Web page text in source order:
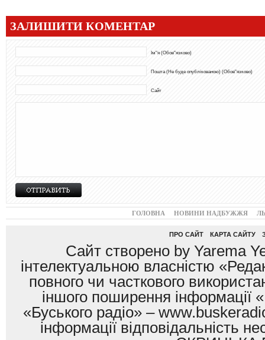
ЗАЛИШИТИ КОМЕНТАР
Ім"я (Обов"язково)
Пошта (Не буде опублікованою) (Обов"язково)
Сайт
ГОЛОВНА НОВИНИ НАДБУЖЖЯ
ПРО САЙТ КАРТА САЙТУ
Сайт створено by Yarema
інтелектуальною власністю
повного чи часткового
іншого поширення інформації
«Буського радіо» –
інформації